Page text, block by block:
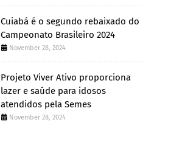
Cuiabá é o segundo rebaixado do
Campeonato Brasileiro 2024
November 28, 2024
Projeto Viver Ativo proporciona
lazer e saúde para idosos
atendidos pela Semes
November 28, 2024